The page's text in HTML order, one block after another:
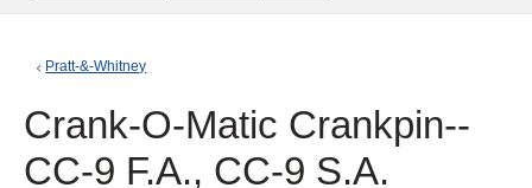
Pratt-&-Whitney
Crank-O-Matic Crankpin--
CC-9 F.A., CC-9 S.A.